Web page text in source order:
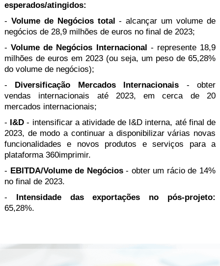
esperados/atingidos:
- Volume de Negócios total - alcançar um volume de
negócios de 28,9 milhões de euros no final de 2023;
-Volume de Negócios Internacional - represente 18,9
milhões de euros em 2023 (ou seja, um peso de 65,28%
do volume de negócios);
-
Diversificação Mercados Internacionais - obter
vendas internacionais até 2023, em cerca de 20
mercados internacionais;
- I&D - intensificar a atividade de I&D interna, até final de
2023, de modo a continuar a disponibilizar várias novas
funcionalidades e novos produtos e serviços para a
plataforma 360imprimir.
- EBITDA/Volume de Negócios- obter um rácio de 14%
no final de 2023.
-
Intensidade das exportações no pós-projeto:
65,28%.